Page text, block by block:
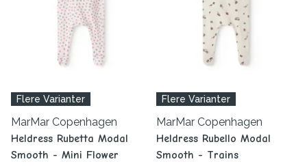
Flere Varianter
MarMar Copenhagen
Heldress Rubetta Modal
Smooth - Mini Flower
Flere Varianter
MarMar Copenhagen
Heldress Rubello Modal
Smooth - Trains